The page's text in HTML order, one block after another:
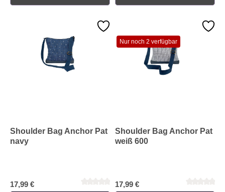
Shoulder Bag Anchor Pat
navy
17,99 €
Nur noch 2 verfügbar
Shoulder Bag Anchor Pat
weiß 600
17,99 €